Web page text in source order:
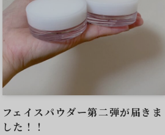
フェイスパウダー第二弾が届きま
した！！